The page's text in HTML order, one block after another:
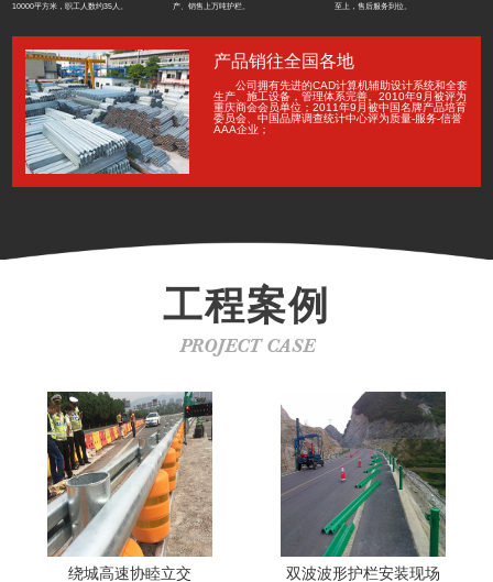
10000平方米，职工人数约35人。
产、销售上万吨护栏。
至上，售后服务到位。
产品销往全国各地
公司拥有先进的CAD计算机辅助设计系统和全套
生产、施工设备，管理体系完善。2010年9月被评为
重庆商会会员单位；2011年9月被中国名牌产品培育
委员会、中国品牌调查统计中心评为质量-服务-信誉
AAA企业；
工程案例
PROJECT CASE
绕城高速协睦立交 双波波形护栏安装现场